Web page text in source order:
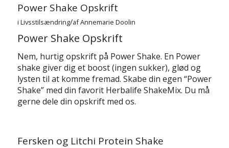
Power Shake Opskrift
i Livsstilsændring/afAnnemarie Doolin
Power Shake Opskrift
Nem, hurtig opskrift på Power Shake. En Power
shake giver dig et boost (ingen sukker), glød og
lysten til at komme fremad. Skabe din egen “Power
Shake” med din favorit Herbalife ShakeMix. Du må
gerne dele din opskrift med os.
Fersken og Litchi Protein Shake